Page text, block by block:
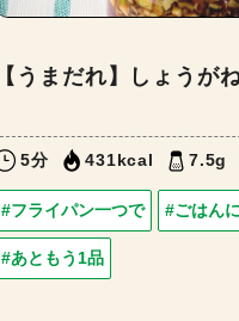
【うまだれ】しょうが
5分 431kcal 7.5g
#フライパン一つで #ごはん
#あともう1品